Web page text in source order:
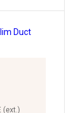
(ext.)